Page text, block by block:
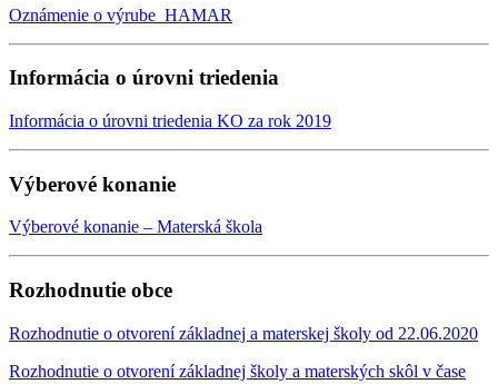
Oznámenie o výrube_HAMAR
Informácia o úrovni triedenia
Informácia o úrovni triedenia KO za rok 2019
Výberové konanie
Výberové konanie – Materská škola
Rozhodnutie obce
Rozhodnutie o otvorení základnej a materskej školy od 22.06.2020
Rozhodnutie o otvorení základnej školy a materských skôl v čase